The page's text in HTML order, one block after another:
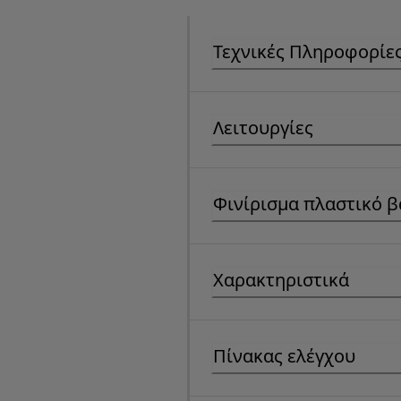
Τεχνικές
Λειτουργίες
Φινίρισμα πλαστικό
Χαρακτηριστικά
Πίνακας ελέγχου